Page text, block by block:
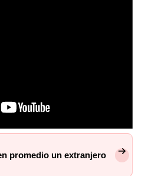
promedio un extranjero